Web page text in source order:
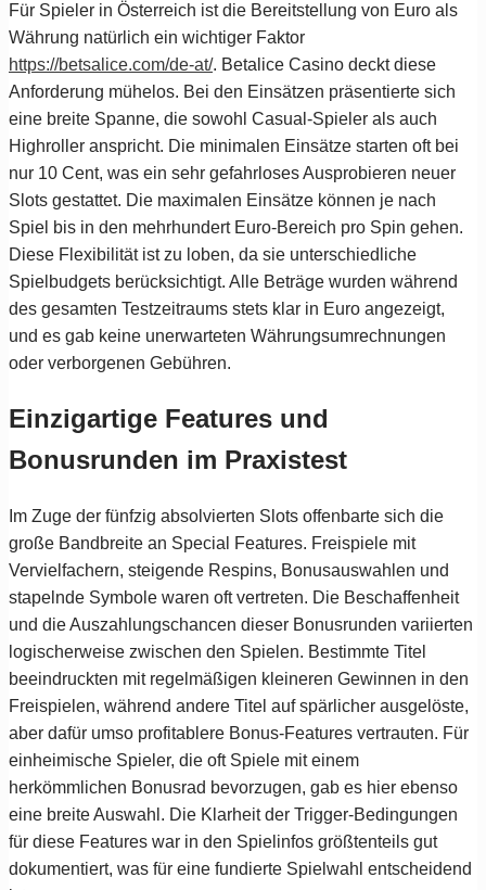
Für Spieler in Österreich ist die Bereitstellung von Euro als
Währung natürlich ein wichtiger Faktor
https://betsalice.com/de-at/. Betalice Casino deckt diese
Anforderung mühelos. Bei den Einsätzen präsentierte sich
eine breite Spanne, die sowohl Casual-Spieler als auch
Highroller anspricht. Die minimalen Einsätze starten oft bei
nur 10 Cent, was ein sehr gefahrloses Ausprobieren neuer
Slots gestattet. Die maximalen Einsätze können je nach
Spiel bis in den mehrhundert Euro-Bereich pro Spin gehen.
Diese Flexibilität ist zu loben, da sie unterschiedliche
Spielbudgets berücksichtigt. Alle Beträge wurden während
des gesamten Testzeitraums stets klar in Euro angezeigt,
und es gab keine unerwarteten Währungsumrechnungen
oder verborgenen Gebühren.
Einzigartige Features und
Bonusrunden im Praxistest
Im Zuge der fünfzig absolvierten Slots offenbarte sich die
große Bandbreite an Special Features. Freispiele mit
Vervielfachern, steigende Respins, Bonusauswahlen und
stapelnde Symbole waren oft vertreten. Die Beschaffenheit
und die Auszahlungschancen dieser Bonusrunden variierten
logischerweise zwischen den Spielen. Bestimmte Titel
beeindruckten mit regelmäßigen kleineren Gewinnen in den
Freispielen, während andere Titel auf spärlicher ausgelöste,
aber dafür umso profitablere Bonus-Features vertrauten. Für
einheimische Spieler, die oft Spiele mit einem
herkömmlichen Bonusrad bevorzugen, gab es hier ebenso
eine breite Auswahl. Die Klarheit der Trigger-Bedingungen
für diese Features war in den Spielinfos größtenteils gut
dokumentiert, was für eine fundierte Spielwahl entscheidend